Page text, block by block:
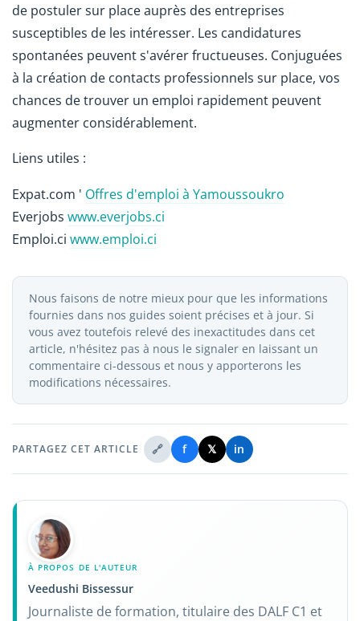
de postuler sur place auprès des entreprises
susceptibles de les intéresser. Les candidatures
spontanées peuvent s'avérer fructueuses. Conjuguées
à la création de contacts professionnels sur place, vos
chances de trouver un emploi rapidement peuvent
augmenter considérablement.
Liens utiles :
Expat.com ' Offres d'emploi à Yamoussoukro
Everjobs www.everjobs.ci
Emploi.ci www.emploi.ci
Nous faisons de notre mieux pour que les informations
fournies dans nos guides soient précises et à jour. Si
vous avez toutefois relevé des inexactitudes dans cet
article, n'hésitez pas à nous le signaler en laissant un
commentaire ci-dessous et nous y apporterons les
modifications nécessaires.
PARTAGEZ CET ARTICLE 🔗 f 𝕏 in
À PROPOS DE L'AUTEUR
Veedushi Bissessur
Journaliste de formation, titulaire des DALF C1 et